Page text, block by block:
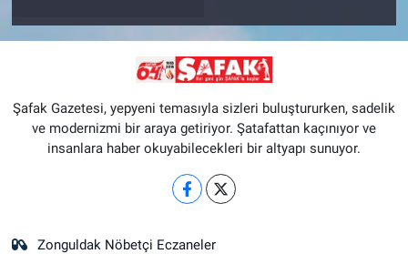
Şafak Gazetesi, yepyeni temasıyla sizleri buluştururken, sadelik
ve modernizmi bir araya getiriyor. Şatafattan kaçınıyor ve
insanlara haber okuyabilecekleri bir altyapı sunuyor.
Zonguldak Nöbetçi Eczaneler